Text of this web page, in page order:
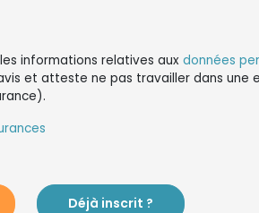
informations relatives aux données
et atteste ne pas travailler dans une
Déjà inscrit ?